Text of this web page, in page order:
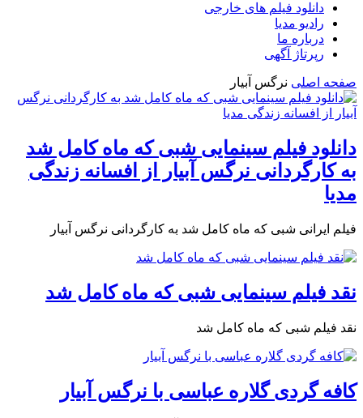
دانلود فیلم های خارجی
رادیو مدیا
درباره ما
رپرتاژ آگهی
صفحه اصلی نرگس آبیار
دانلود فیلم سینمایی شبی که ماه کامل شد
به کارگردانی نرگس آبیار از افسانه زندگی
مدیا
فیلم ایرانی شبی که ماه کامل شد به کارگردانی نرگس آبیار
نقد فیلم سینمایی شبی که ماه کامل شد
نقد فیلم شبی که ماه کامل شد
کافه گردی گلاره عباسی با نرگس آبیار